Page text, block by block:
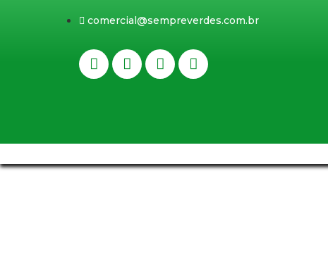
comercial@sempreverdes.com.br